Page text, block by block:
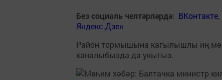
Без социаль челтәрләрдә: ВКонтакте,
Яндекс.Дзен
Район тормышына кагылышлы иң
каналыбызда да укыгыз.